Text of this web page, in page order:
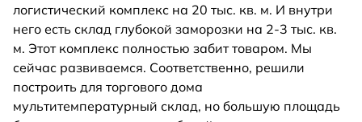
логистический комплекс на 20 тыс. кв. м. И внутри
него есть склад глубокой заморозки на 2-3 тыс. кв.
м. Этот комплекс полностью забит товаром. Мы
сейчас развиваемся. Соответственно, решили
построить для торгового дома
мультитемпературный склад, но большую площадь